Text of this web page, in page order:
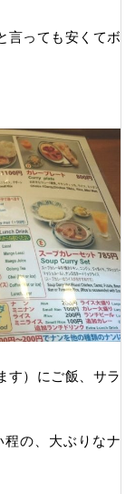
言っても安くてボ
す）にご飯、サラ
の、大ぶりなナ